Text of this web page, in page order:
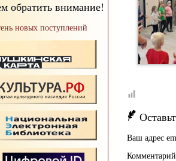
обратить внимание!
Ваш адрес
Комментарий